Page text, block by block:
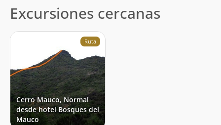
Excursiones cercanas
Ruta
Cerro Mauco, Normal
desde hotel Bosques del
Mauco